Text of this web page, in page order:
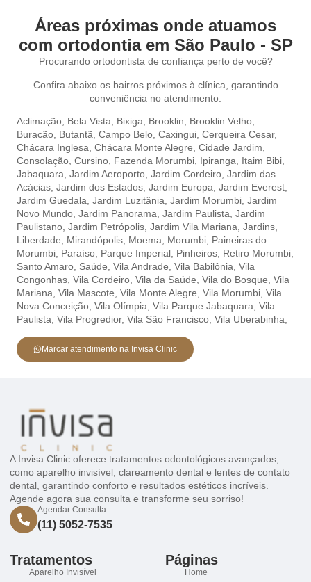
Áreas próximas onde atuamos
com ortodontia em São Paulo - SP
Procurando ortodontista de confiança perto de você?
Confira abaixo os bairros próximos à clínica, garantindo
conveniência no atendimento.
Aclimação, Bela Vista, Bixiga, Brooklin, Brooklin Velho,
Buracão, Butantã, Campo Belo, Caxingui, Cerqueira Cesar,
Chácara Inglesa, Chácara Monte Alegre, Cidade Jardim,
Consolação, Cursino, Fazenda Morumbi, Ipiranga, Itaim Bibi,
Jabaquara, Jardim Aeroporto, Jardim Cordeiro, Jardim das
Acácias, Jardim dos Estados, Jardim Europa, Jardim Everest,
Jardim Guedala, Jardim Luzitânia, Jardim Morumbi, Jardim
Novo Mundo, Jardim Panorama, Jardim Paulista, Jardim
Paulistano, Jardim Petrópolis, Jardim Vila Mariana, Jardins,
Liberdade, Mirandópolis, Moema, Morumbi, Paineiras do
Morumbi, Paraíso, Parque Imperial, Pinheiros, Retiro Morumbi,
Santo Amaro, Saúde, Vila Andrade, Vila Babilônia, Vila
Congonhas, Vila Cordeiro, Vila da Saúde, Vila do Bosque, Vila
Mariana, Vila Mascote, Vila Monte Alegre, Vila Morumbi, Vila
Nova Conceição, Vila Olímpia, Vila Parque Jabaquara, Vila
Paulista, Vila Progredior, Vila São Francisco, Vila Uberabinha,
Marcar atendimento na Invisa Clinic
A Invisa Clinic oferece tratamentos odontológicos avançados,
como aparelho invisível, clareamento dental e lentes de contato
dental, garantindo conforto e resultados estéticos incríveis.
Agende agora sua consulta e transforme seu sorriso!
Agendar Consulta
(11) 5052-7535
Tratamentos
Aparelho Invisível
Páginas
Home